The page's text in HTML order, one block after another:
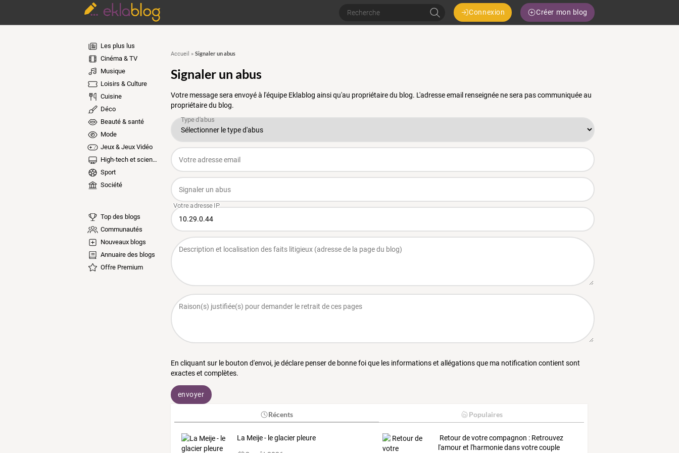
Connexion Créer mon blog
Les plus lus
Cinéma & TV
Musique
Loisirs & Culture
Cuisine
Déco
Beauté & santé
Mode
Jeux & Jeux Vidéo
High-tech et sciences
Sport
Société
Top des blogs
Communautés
Nouveaux blogs
Annuaire des blogs
Offre Premium
Accueil » Signaler un abus
Signaler un abus
Votre message sera envoyé à l'équipe Eklablog ainsi qu'au propriétaire du blog. L'adresse email renseignée ne sera pas communiquée au
propriétaire du blog.
En cliquant sur le bouton d'envoi, je déclare penser de bonne foi que les informations et allégations que ma notification contient sont
exactes et complètes.
envoyer
Récents Populaires
La Meije - le glacier pleure
Retour de votre compagnon : Retrouvez
l'amour et l'harmonie dans votre couple